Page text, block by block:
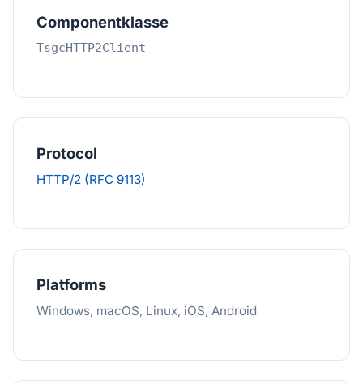
Componentklasse
TsgcHTTP2Client
Protocol
HTTP/2 (RFC 9113)
Platforms
Windows, macOS, Linux, iOS, Android